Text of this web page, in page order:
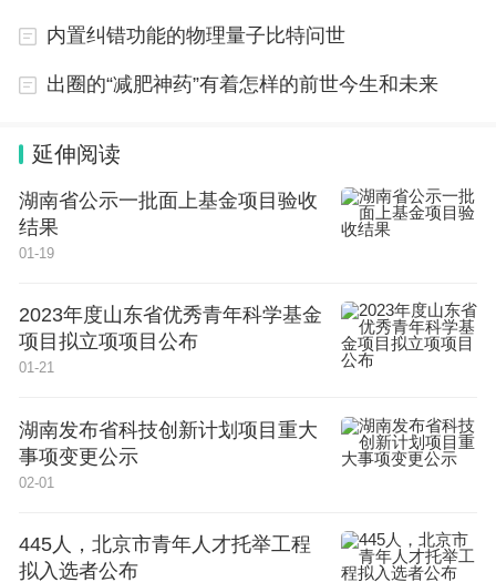
Gemini 3.5 Flash（右）和Gemini 3.1 Pro（左）的
部分成绩对比
同时，性能更强的Gemini 3.5 Pro已在谷歌内部被使
在多模态模型方面，谷歌推出Gemini Omni Flash。
的模型，首先从视频开始。这意味着，用户可以用文
本、图片、音频、视频作为输入，生成高质量视频。
内置纠错功能的物理量子比特问世
出圈的“减肥神药”有着怎样的前世今生和未来
延伸阅读
湖南省公示一批面上基金项目验收
结果
01-19
2023年度山东省优秀青年科学基金
项目拟立项项目公布
01-21
湖南发布省科技创新计划项目重大
事项变更公示
02-01
445人，北京市青年人才托举工程
拟入选者公布